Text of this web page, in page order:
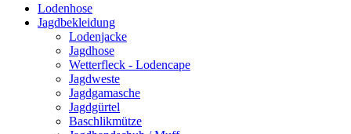
Lodenhose
Jagdbekleidung
Lodenjacke
Jagdhose
Wetterfleck - Lodencape
Jagdweste
Jagdgamasche
Jagdgürtel
Baschlikmütze